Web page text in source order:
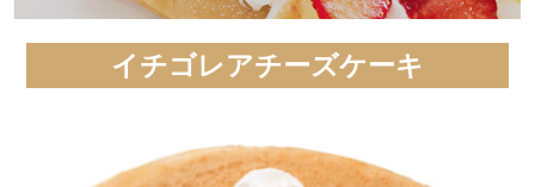
イチゴレアチーズケーキ